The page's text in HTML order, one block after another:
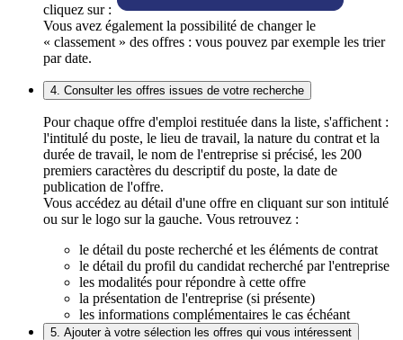
cliquez sur :
Vous avez également la possibilité de changer le
« classement » des offres : vous pouvez par exemple les trier
par date.
4. Consulter les offres issues de votre recherche
Pour chaque offre d'emploi restituée dans la liste, s'affichent :
l'intitulé du poste, le lieu de travail, la nature du contrat et la
durée de travail, le nom de l'entreprise si précisé, les 200
premiers caractères du descriptif du poste, la date de
publication de l'offre.
Vous accédez au détail d'une offre en cliquant sur son intitulé
ou sur le logo sur la gauche. Vous retrouvez :
le détail du poste recherché et les éléments de contrat
le détail du profil du candidat recherché par l'entreprise
les modalités pour répondre à cette offre
la présentation de l'entreprise (si présente)
les informations complémentaires le cas échéant
5. Ajouter à votre sélection les offres qui vous intéressent